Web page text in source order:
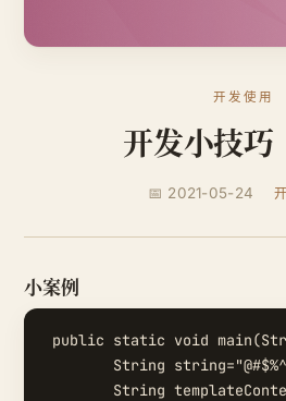
开发使用
开发小技巧
📅 2021-05-24
小案例
public static void
String
String